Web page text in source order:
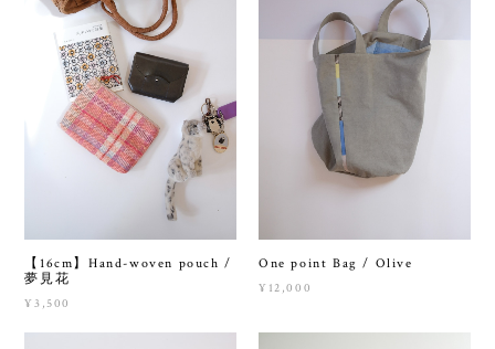
【16cm】Hand-woven pouch /
夢見花
¥3,500
One point Bag / Olive
¥12,000